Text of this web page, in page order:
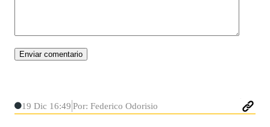
19 Dic 16:49 Por: Federico Odorisio